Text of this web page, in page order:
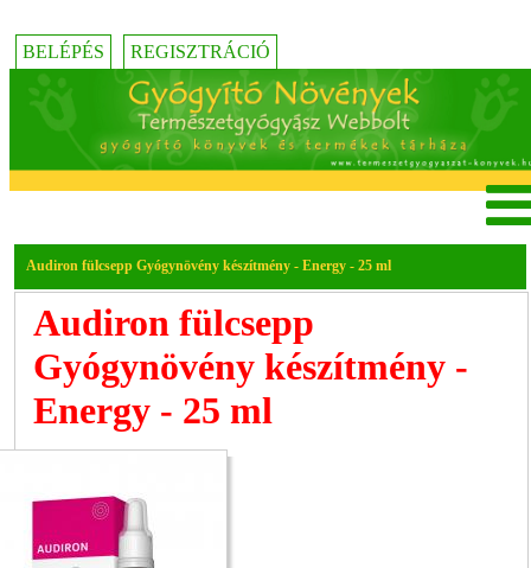
BELÉPÉS REGISZTRÁCIÓ
Audiron fülcsepp Gyógynövény készítmény - Energy - 25 ml
Audiron fülcsepp
Gyógynövény készítmény -
Energy - 25 ml